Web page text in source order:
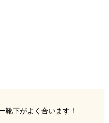
靴下がよく合います！